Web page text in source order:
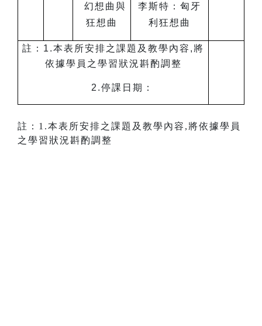
幻想曲與
狂想曲
李斯特：匈牙
利狂想曲
註：1.本表所安排之課題及教學內容,將
依據學員之學習狀況斟酌調整
2.停課日期：
註：1.本表所安排之課題及教學內容,將依據學員
之學習狀況斟酌調整